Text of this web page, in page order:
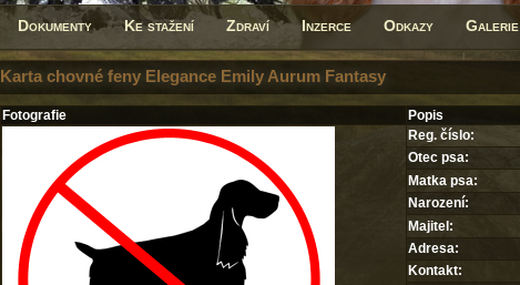
Dokumenty Ke stažení Zdraví Inzerce Odkazy Galerie
Karta chovné feny Elegance Emily Aurum Fantasy
Fotografie Popis
Reg. číslo:
Otec psa:
Matka psa:
Narození:
Majitel:
Adresa:
Kontakt: